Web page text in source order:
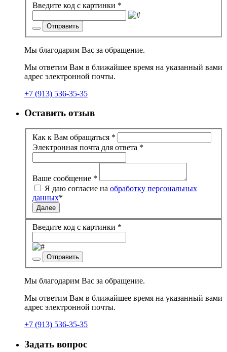
Введите код с картинки *
Отправить
Мы благодарим Вас за обращение.
Мы ответим Вам в ближайшее время на указанный вами
адрес электронной почты.
+7 (913) 536-35-35
Оставить отзыв
Как к Вам обращаться *
Электронная почта для ответа *
Ваше сообщение *
Я даю согласие на обработку персональных
данных*
Далее
Введите код с картинки *
Отправить
Мы благодарим Вас за обращение.
Мы ответим Вам в ближайшее время на указанный вами
адрес электронной почты.
+7 (913) 536-35-35
Задать вопрос